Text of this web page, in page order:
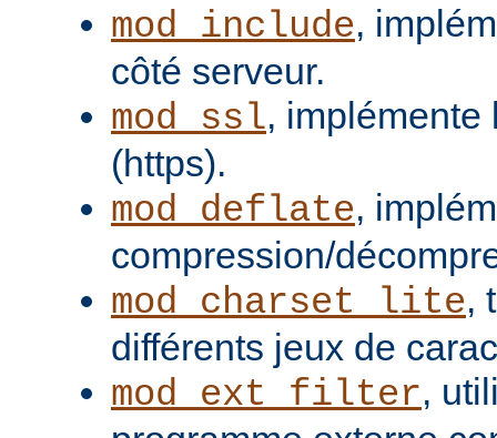
mod_include,
côté serveur.
mod_ssl, implémente
(https).
mod_deflate,
compression/
mod_charset_lite,
différents jeux de
mod_ext_filter,